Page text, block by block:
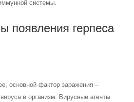
системы.
появления герпеса
основной фактор заражения –
в организм. Вирусные агенты